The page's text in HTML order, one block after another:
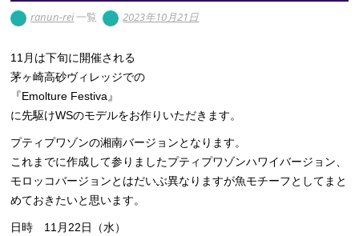
ranun-rei一覧 2023年10月21日
11月は下旬に開催される
茅ヶ崎高砂ヴィレッジでの
『Emolture Festiva』
に先駆けWSのモデルをお作りいただきます。
プティプワゾンの湘南バージョンとなります。
これまでに作成して参りましたプティプワゾンハワイバージョン、
モロッコバージョンとはだいぶ異なりますが魚モチーフとしてまと
めておきたいと思います。
日時 11月22日（水）